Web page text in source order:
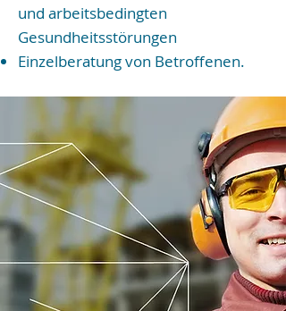
und arbeitsbedingten
Gesundheitsstörungen
Einzelberatung von Betroffenen.